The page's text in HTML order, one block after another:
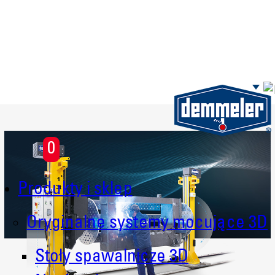
0
Produkty i sklep
Oryginalne systemy mocujące 3D
Stoły spawalnicze 3D